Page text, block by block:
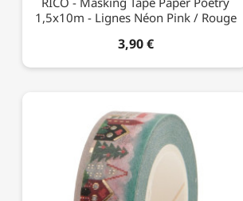
1,5x10m - Lignes Néon Pink / Rouge
3,90 €